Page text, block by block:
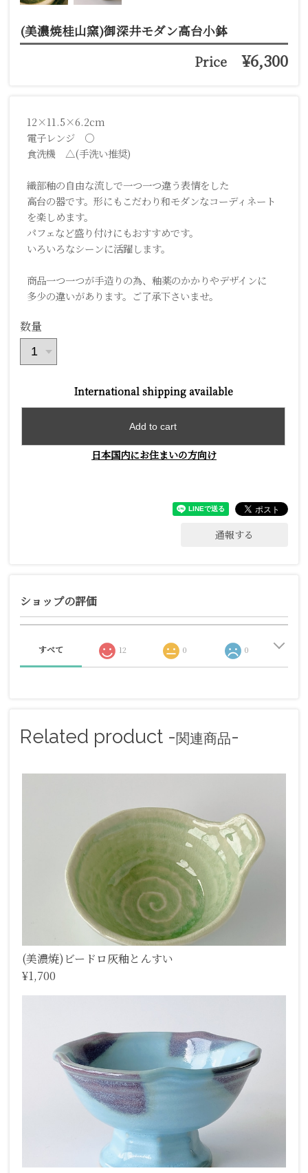
(美濃焼桂山窯)御深井モダン高台小鉢
Price ¥6,300
12×11.5×6.2cm
電子レンジ ○
食洗機 △(手洗い推奨)
織部釉の自由な流しで一つ一つ違う表情をした
高台の器です。形にもこだわり和モダンなコーディネート
を楽しめます。
パフェなど盛り付けにもおすすめです。
いろいろなシーンに活躍します。
商品一つ一つが手造りの為、釉薬のかかりやデザインに
多少の違いがあります。ご了承下さいませ。
数量
International shipping available
Add to cart
日本国内にお住まいの方向け
通報する
ショップの評価
すべて 12 0 0
Related product -関連商品-
(美濃焼)ビードロ灰釉とんすい
¥1,700